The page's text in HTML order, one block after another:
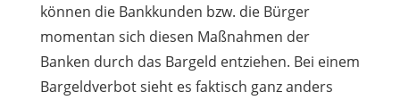
können die Bankkunden bzw. die Bürger
momentan sich diesen Maßnahmen der
Banken durch das Bargeld entziehen. Bei einem
Bargeldverbot sieht es faktisch ganz anders